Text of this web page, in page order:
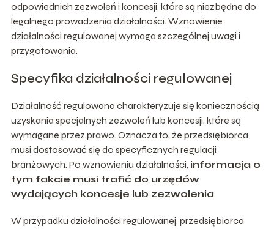
odpowiednich zezwoleń i koncesji, które są niezbędne do
legalnego prowadzenia działalności. Wznowienie
działalności regulowanej wymaga szczególnej uwagi i
przygotowania.
Specyfika działalności regulowanej
Działalność regulowana charakteryzuje się koniecznością
uzyskania specjalnych zezwoleń lub koncesji, które są
wymagane przez prawo. Oznacza to, że przedsiębiorca
musi dostosować się do specyficznych regulacji
branżowych. Po wznowieniu działalności, informacja o
tym fakcie musi trafić do urzędów
wydających koncesje lub zezwolenia.
W przypadku działalności regulowanej, przedsiębiorca